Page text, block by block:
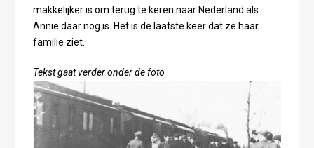
makkelijker is om terug te keren naar Nederland als
Annie daar nog is. Het is de laatste keer dat ze haar
familie ziet.
Tekst gaat verder onder de foto